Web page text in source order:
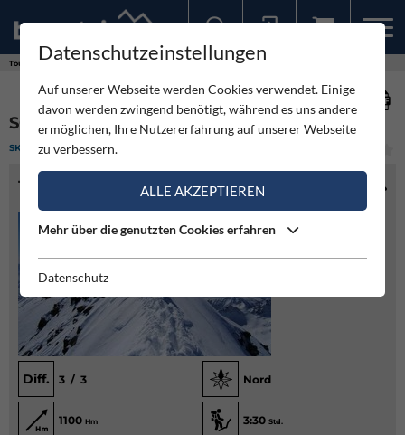
Touren
SCHNEEBIGER NOCK (RUTHNER HORN)
SKITOUR MITTEL
TOURENINFO
Diff. 3 / 3 Nord
1100 Hm 3:30 Std.
Datenschutzeinstellungen
Auf unserer Webseite werden Cookies verwendet. Einige
davon werden zwingend benötigt, während es uns andere
ermöglichen, Ihre Nutzererfahrung auf unserer Webseite
zu verbessern.
ALLE AKZEPTIEREN
Mehr über die genutzten Cookies erfahren
Datenschutz